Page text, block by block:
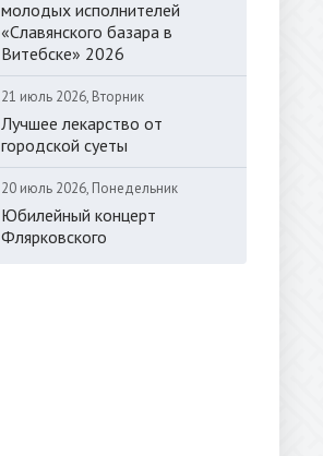
молодых исполнителей
«Славянского базара в
Витебске» 2026
21 июль 2026, Вторник
Лучшее лекарство от
городской суеты
20 июль 2026, Понедельник
Юбилейный концерт
Флярковского